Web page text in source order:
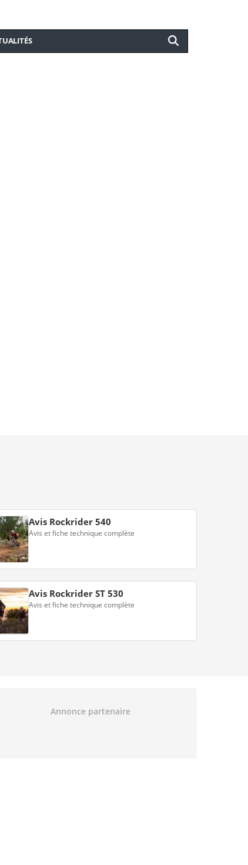
Avis Rockrider 540
Avis et fiche technique complète
Avis Rockrider ST 530
Avis et fiche technique complète
Annonce partenaire